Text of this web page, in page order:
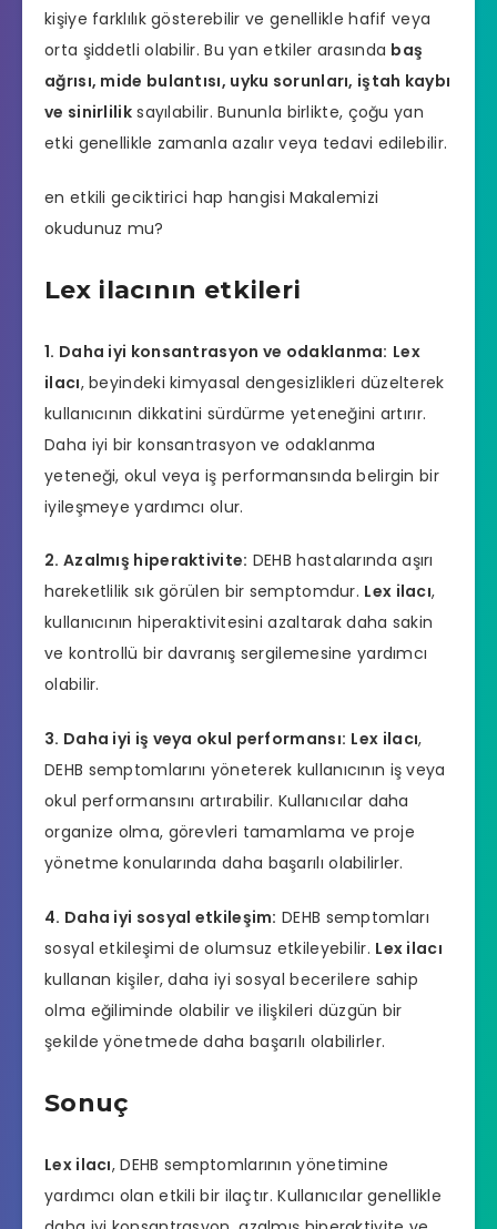
kişiye farklılık gösterebilir ve genellikle hafif veya
orta şiddetli olabilir. Bu yan etkiler arasında baş
ağrısı, mide bulantısı, uyku sorunları, iştah kaybı
ve sinirliliksayılabilir. Bununla birlikte, çoğu yan
etki genellikle zamanla azalır veya tedavi edilebilir.
en etkili geciktirici hap hangisi Makalemizi
okudunuz mu?
Lex ilacının etkileri
1. Daha iyi konsantrasyon ve odaklanma: Lex
ilacı, beyindeki kimyasal dengesizlikleri düzelterek
kullanıcının dikkatini sürdürme yeteneğini artırır.
Daha iyi bir konsantrasyon ve odaklanma
yeteneği, okul veya iş performansında belirgin bir
iyileşmeye yardımcı olur.
2. Azalmış hiperaktivite: DEHB hastalarında aşırı
hareketlilik sık görülen bir semptomdur. Lex ilacı,
kullanıcının hiperaktivitesini azaltarak daha sakin
ve kontrollü bir davranış sergilemesine yardımcı
olabilir.
3. Daha iyi iş veya okul performansı: Lex ilacı,
DEHB semptomlarını yöneterek kullanıcının iş veya
okul performansını artırabilir. Kullanıcılar daha
organize olma, görevleri tamamlama ve proje
yönetme konularında daha başarılı olabilirler.
4. Daha iyi sosyal etkileşim: DEHB semptomları
sosyal etkileşimi de olumsuz etkileyebilir. Lex ilacı
kullanan kişiler, daha iyi sosyal becerilere sahip
olma eğiliminde olabilir ve ilişkileri düzgün bir
şekilde yönetmede daha başarılı olabilirler.
Sonuç
Lex ilacı, DEHB semptomlarının yönetimine
yardımcı olan etkili bir ilaçtır. Kullanıcılar genellikle